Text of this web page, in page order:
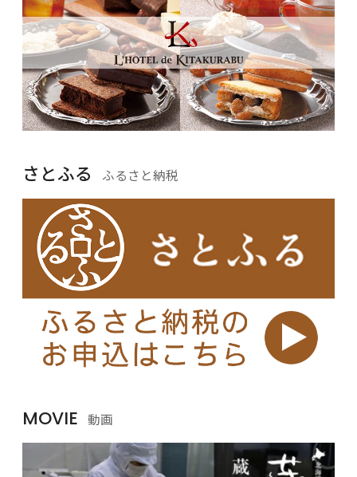
さとふる ふるさと納税
MOVIE 動画